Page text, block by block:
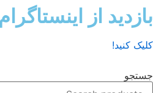
پرش
به
بازدید از
کلیک کنید!
جستجو